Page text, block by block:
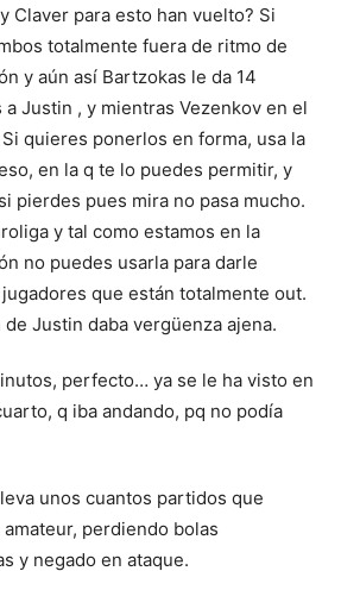
Claver para esto han vuelto? Si
totalmente fuera de ritmo de
y aún así Bartzokas le da 14
a Justin , y mientras Vezenkov en el
quieres ponerlos en forma, usa la
en la q te lo puedes permitir, y
pierdes pues mira no pasa mucho.
y tal como estamos en la
no puedes usarla para darle
que están totalmente out.
de Justin daba vergüenza ajena.
perfecto… ya se le ha visto en
q iba andando, pq no podía
unos cuantos partidos que
perdiendo bolas
y negado en ataque.